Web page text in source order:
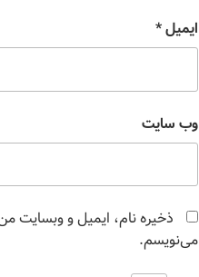
ایمیل*
وب‌ سایت
ذخیره نام، ایمیل و وبسایت
می‌نویسم.